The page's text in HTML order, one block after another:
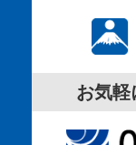
お気軽